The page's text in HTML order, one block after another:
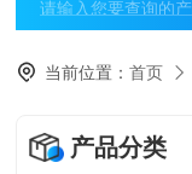
当前位置：首页
产品分类